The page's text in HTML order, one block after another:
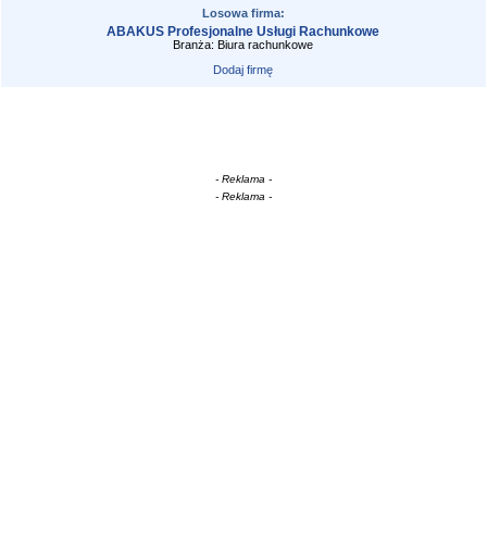
Losowa firma:
ABAKUS Profesjonalne Usługi Rachunkowe
Branża: Biura rachunkowe
Dodaj firmę
- Reklama -
- Reklama -